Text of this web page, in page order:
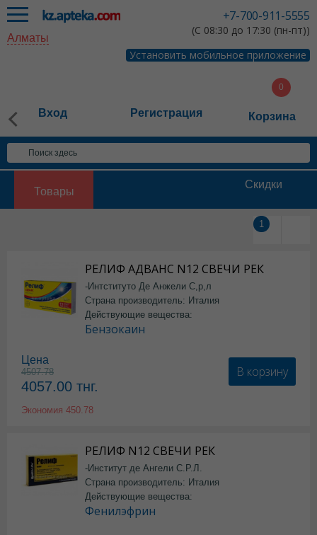
+7-700-911-5555
(С 08:30 до 17:30 (пн-пт))
Установить мобильное приложение
Алматы
Вход Регистрация Корзина
Товары
Скидки
1
РЕЛИФ АДВАНС N12 СВЕЧИ РЕК
-Интституто Де Анжели С,р,л
Страна производитель: Италия
Действующие вещества:
Бензокаин
Цена
4507.78
4057.00 тнг.
Экономия 450.78
В корзину
РЕЛИФ N12 СВЕЧИ РЕК
-Институт де Ангели С.Р.Л.
Страна производитель: Италия
Действующие вещества:
Фенилэфрин